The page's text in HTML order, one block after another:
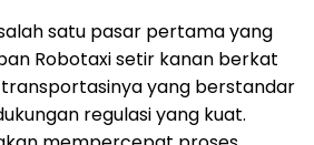
satu pasar pertama yang
Robotaxi setir kanan berkat
yang berstandar
regulasi yang kuat.